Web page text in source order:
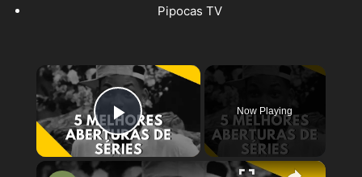
Pipocas TV
×
Play Video
Now Playing
×